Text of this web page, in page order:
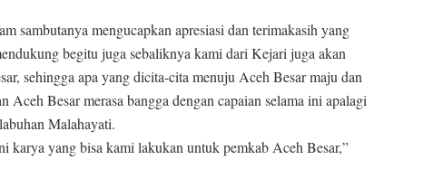
sambutanya mengucapkan apresiasi dan terimakasih yang
begitu juga sebaliknya kami dari Kejari juga akan
sehingga apa yang dicita-cita menuju Aceh Besar maju dan
Aceh Besar merasa bangga dengan capaian selama ini apalagi
Malahayati.
karya yang bisa kami lakukan untuk pemkab Aceh Besar,”